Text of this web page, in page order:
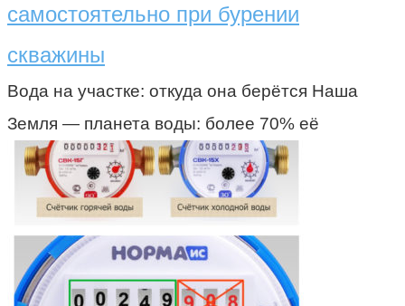
самостоятельно при бурении
скважины
Вода на участке: откуда она берётся Наша
Земля — планета воды: более 70% её